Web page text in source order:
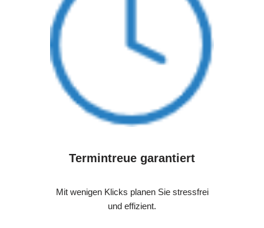
Termintreue garantiert
Mit wenigen Klicks planen Sie stressfrei
und effizient.